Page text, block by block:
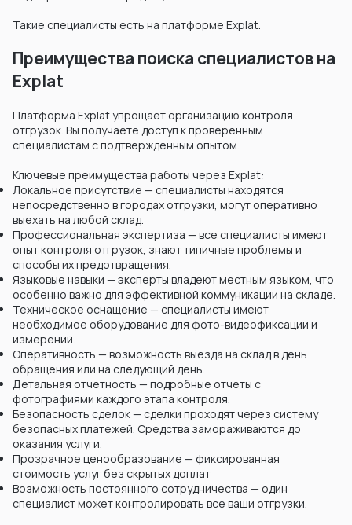
Такие специалисты есть на платформе Explat.
Преимущества поиска специалистов на
Explat
Платформа Explat упрощает организацию контроля
отгрузок. Вы получаете доступ к проверенным
специалистам с подтвержденным опытом.
Ключевые преимущества работы через Explat:
Локальное присутствие — специалисты находятся
непосредственно в городах отгрузки, могут оперативно
выехать на любой склад.
Профессиональная экспертиза — все специалисты имеют
опыт контроля отгрузок, знают типичные проблемы и
способы их предотвращения.
Языковые навыки — эксперты владеют местным языком, что
особенно важно для эффективной коммуникации на складе.
Техническое оснащение — специалисты имеют
необходимое оборудование для фото-видеофиксации и
измерений.
Оперативность — возможность выезда на склад в день
обращения или на следующий день.
Детальная отчетность — подробные отчеты с
фотографиями каждого этапа контроля.
Безопасность сделок — сделки проходят через систему
безопасных платежей. Средства замораживаются до
оказания услуги.
Прозрачное ценообразование — фиксированная
стоимость услуг без скрытых доплат
Возможность постоянного сотрудничества — один
специалист может контролировать все ваши отгрузки.